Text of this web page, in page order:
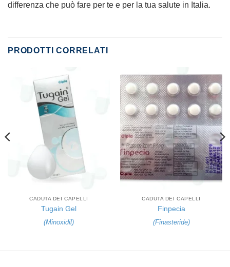
differenza che può fare per te e per la tua salute in Italia.
PRODOTTI CORRELATI
CADUTA DEI CAPELLI
Tugain Gel
(Minoxidil)
CADUTA DEI CAPELLI
Finpecia
(Finasteride)